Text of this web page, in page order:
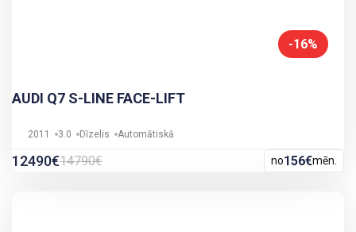
-16%
AUDI Q7 S-LINE FACE-LIFT
2011 3.0 Dīzelis Automātiskā
12490€14790€ no156€mēn.